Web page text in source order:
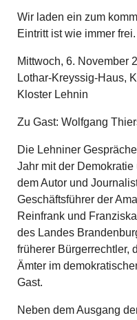
Wir laden ein zum
Eintritt ist wie immer frei.
Mittwoch, 6. November
Lothar-Kreyssig-Haus,
Kloster Lehnin
Zu Gast: Wolfgang
Die Lehniner
Jahr mit der
dem Autor und
Geschäftsführer der
Reinfrank und
des Landes
früherer Bürgerrechtler,
Ämter im
Gast.
Neben dem Ausgang